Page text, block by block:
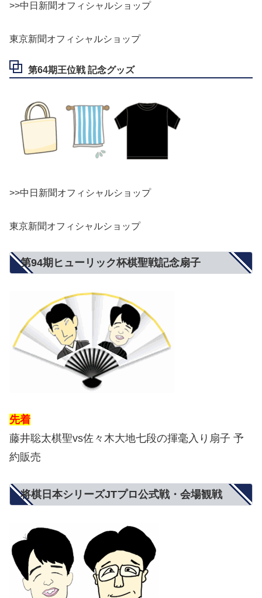
>>中日新聞オフィシャルショップ
東京新聞オフィシャルショップ
第64期王位戦 記念グッズ
>>中日新聞オフィシャルショップ
東京新聞オフィシャルショップ
第94期ヒューリック杯棋聖戦記念扇子
先着
藤井聡太棋聖vs佐々木大地七段の揮毫入り扇子 予
約販売
将棋日本シリーズJTプロ公式戦・会場観戦